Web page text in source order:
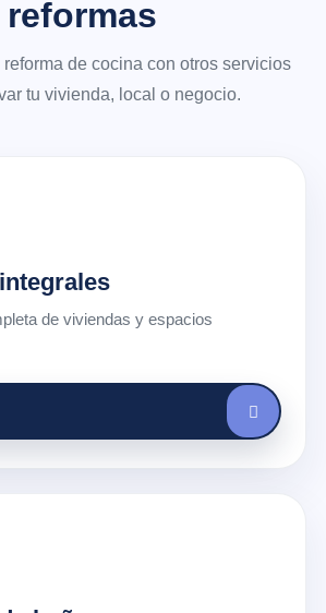
reformas
de cocina con otros servicios
tu vivienda, local o negocio.
de viviendas y espacios